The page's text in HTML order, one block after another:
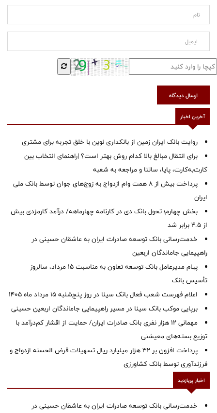
ارسال دیدگاه
آخرین اخبار
روایت بانک ایران زمین از بانکداری نوین با خلق تجربه برای مشتری
برای انتقال مبالغ بالا کدام روش بهتر است؟ |راهنمای انتخاب بین
کارت‌به‌کارت، پایا، ساتنا و مراجعه به شعبه
پرداخت بیش از ۸ همت وام ازدواج به زوج‌های جوان توسط بانک ملی
ایران
بخش چهارم؛ تحول بانک دی در کارنامه چهارماهه/ درآمد کارمزدی بیش
از ۴.۵ برابر شد
خدمت‌رسانی بانک توسعه صادرات ایران به عاشقان حسینی در
راهپیمایی جاماندگان اربعین
پیام مدیرعامل بانک توسعه تعاون به مناسبت 15 مرداد، سالروز
تأسیس بانک
اعلام فهرست شعب فعال بانک سینا در روز پنج‌شنبه 15 مرداد ماه 1405
برپایی موکب بانک سینا در مسیر راهپیمایی جاماندگان اربعین حسینی
مهمانی ۱۲ هزار نفری بانک صادرات ایران/ حمایت از اقشار کم‌درآمد با
توزیع بسته‌های معیشتی
پرداخت افزون بر 32 هزار میلیارد ریال تسهیلات قرض الحسنه ازدواج و
فرزندآوری توسط بانک کشاورزی
اخبار پربازدید
خدمت‌رسانی بانک توسعه صادرات ایران به عاشقان حسینی در